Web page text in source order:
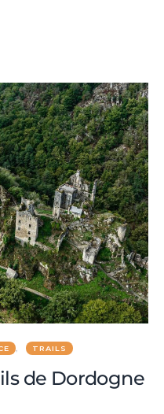
TRAILS
de Dordogne